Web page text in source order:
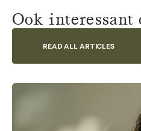
Ook interessant
READ ALL ARTICLES